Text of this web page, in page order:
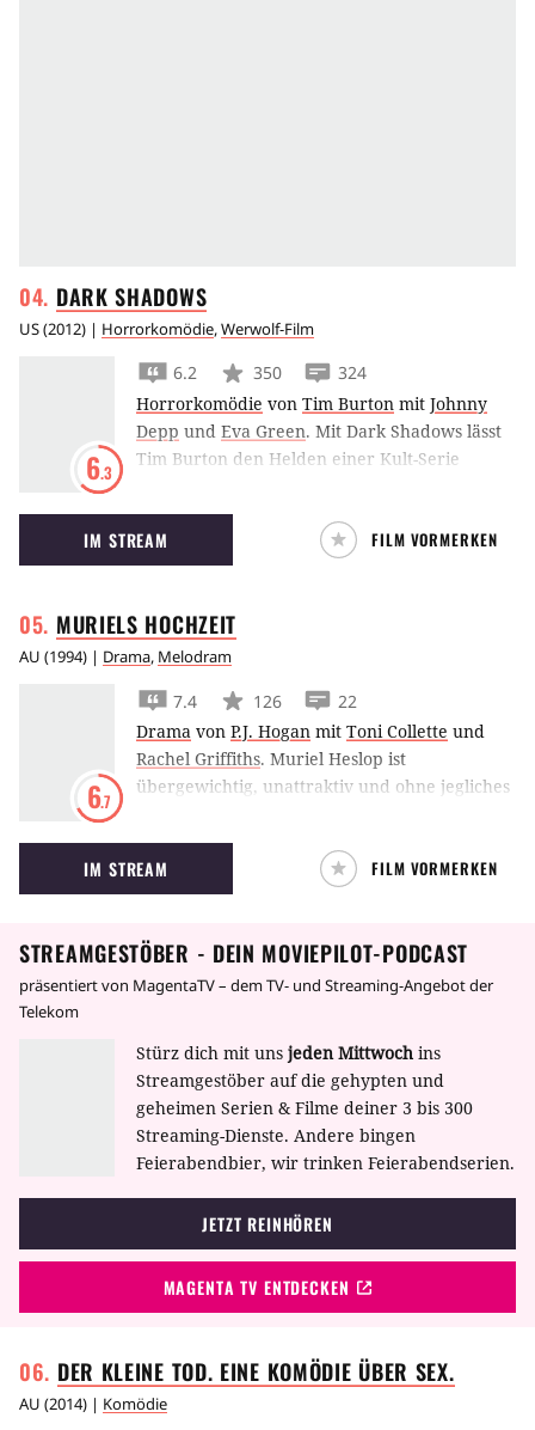
DARKSHADOWS
US(2012) | Horrorkomödie,Werwolf-Film
6.3
6.2 350
324
Horrorkomödie von Tim Burton mit Johnny
Depp und Eva Green. Mit Dark Shadows lässt
Tim Burton den Helden einer Kult-Serie
200 Jahren unter der Erde in den 1970ern
zurechtfinden. Sarg auf für Johnny Depp!
IM STREAM FILM VORMERKEN
MURIELS HOCHZEIT
AU (1994) | Drama, Melodram
6.7
7.4 126
22
Drama von P.J. Hogan mit Toni Collette und
Rachel Griffiths. Muriel Heslop ist
übergewichtig, unattraktiv und ohne jegliches
Phantasiewelt aus ABBA-Songs und wartet auf
ihren Prinzen, der sie aus dem Kleinstadtmief
von Porpoise Spit wegbringen und von ihrem
Altersgenossinnen befreien soll. Doch da der
edle Retter auf sich warten lässt, beschließt
Sydney.
IM STREAM FILM VORMERKEN
STREAMGESTÖBER - DEIN MOVIEPILOT-PODCAST
präsentiert von MagentaTV – dem TV- und Streaming-Angebot der
Telekom
Stürz dich mit uns jeden Mittwoch ins
Streamgestöber auf die gehypten und
geheimen Serien & Filme deiner 3 bis 300
Streaming-Dienste. Andere bingen
Feierabendbier, wir trinken Feierabendserien.
JETZT REINHÖREN
MAGENTA TV ENTDECKEN
DER KLEINE TOD. EINE KOMÖDIE ÜBER SEX.
AU (2014) | Komödie